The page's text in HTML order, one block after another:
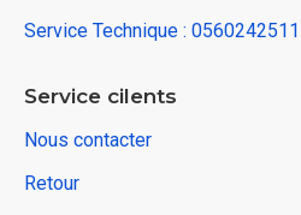
Service Technique : 0560242511
Service cilents
Nous contacter
Retour